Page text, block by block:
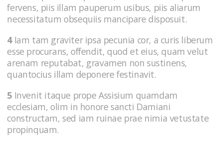
fervens, piis illam pauperum usibus, piis aliarum
necessitatum obsequiis mancipare disposuit.
4Iam tam graviter ipsa pecunia cor, a curis liberum
esse procurans, offendit, quod et eius, quam velut
arenam reputabat, gravamen non sustinens,
quantocius illam deponere festinavit.
5 Invenit itaque prope Assisium quamdam
ecclesiam, olim in honore sancti Damiani
constructam, sed iam ruinae prae nimia vetustate
propinquam.